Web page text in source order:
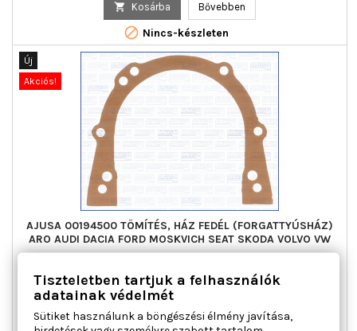
 Kosárba Bővebben
 Nincs-készleten
Új
Akciós!
AJUSA 00194500 TÖMÍTÉS, HÁZ FEDÉL (FORGATTYÚSHÁZ)
ARO AUDI DACIA FORD MOSKVICH SEAT SKODA VOLVO VW
Hossz [mm] : 155, Szélesség [mm] : 125, Vastagság [mm] : 0,8
Ár
1 742 Ft
 Kosárba Bővebben
Tiszteletben tartjuk a felhasználók
adatainak védelmét
Sütiket használunk a böngészési élmény javítása,